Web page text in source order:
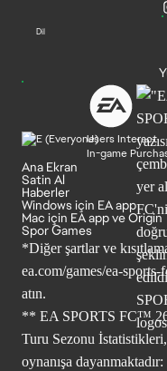
Dil
Users Interact
In-game
Ana Ekran
Satin Al
Haberler
Windows için EA app
Mac için EA app ve Origin
Spor Games
*Diğer şartlar ve
ea.com/games/ea-
atın.
** EA SPORTS FC™
Turu Sezonu
oynanışa